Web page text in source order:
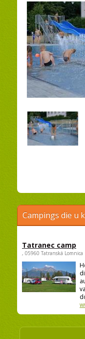
Campings die u
Tatranec camp
, 05960 Tatranská Lomnica